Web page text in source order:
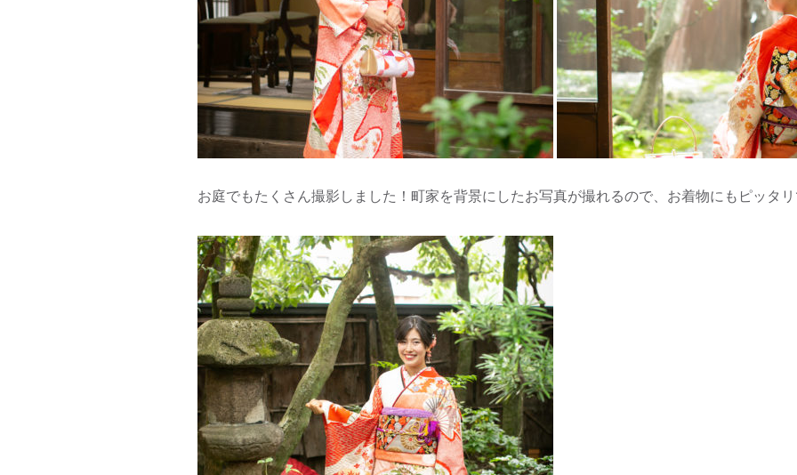
お庭でもたくさん撮影しました！町家を背景にしたお写真が撮れるので、お着物にもピッタ